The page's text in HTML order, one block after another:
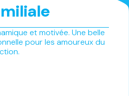
et motivée. Une belle
pour les amoureux du